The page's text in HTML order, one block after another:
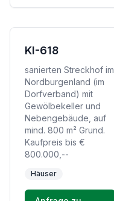
KI-618
sanierten Streckhof im
Nordburgenland (im
Dorfverband) mit
Gewölbekeller und
Nebengebäude, auf
mind. 800 m² Grund.
Kaufpreis bis €
800.000,--
Häuser